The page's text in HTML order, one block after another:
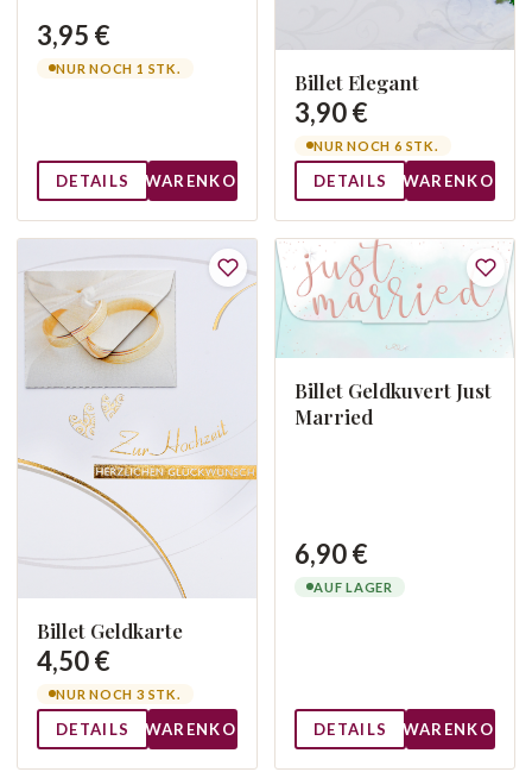
3,95 €
NUR NOCH 1 STK.
DETAILS WARENKORB
Billet Elegant
3,90 €
NUR NOCH 6 STK.
DETAILS WARENKORB
Billet Geldkarte
4,50 €
NUR NOCH 3 STK.
DETAILS WARENKORB
Billet Geldkuvert Just
Married
6,90 €
AUF LAGER
DETAILS WARENKORB